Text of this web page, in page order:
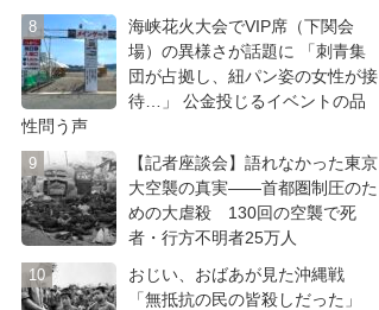
海峡花火大会でVIP席（下関会
場）の異様さが話題に 「刺青集
団が占拠し、紐パン姿の女性が接
待…」 公金投じるイベントの品
性問う声
【記者座談会】語れなかった東京
大空襲の真実――首都圏制圧のた
めの大虐殺 130回の空襲で死
者・行方不明者25万人
おじい、おばあが見た沖縄戦
「無抵抗の民の皆殺しだった」